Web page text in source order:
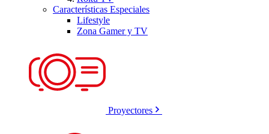
Características Especiales
Lifestyle
Zona Gamer y TV
Proyectores